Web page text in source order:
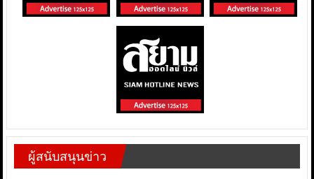
ผู้สนับสนุนข่าว